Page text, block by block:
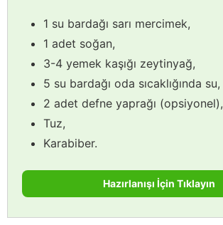
1 su bardağı sarı mercimek,
1 adet soğan,
3-4 yemek kaşığı zeytinyağ,
5 su bardağı oda sıcaklığında su,
2 adet defne yaprağı (opsiyonel),
Tuz,
Karabiber.
Hazırlanışı İçin Tıklayın